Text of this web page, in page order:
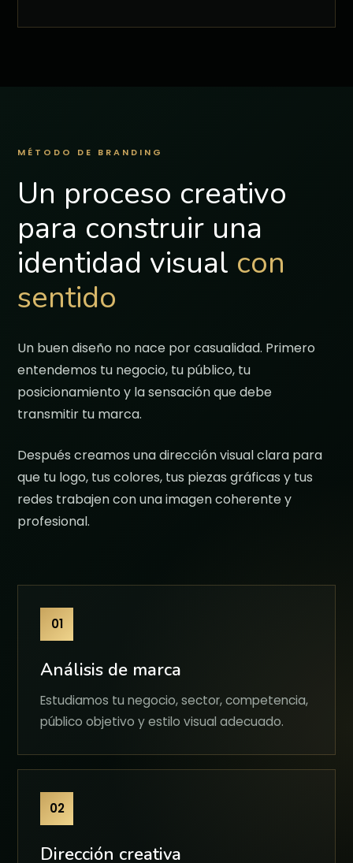
MÉTODO DE BRANDING
Un proceso creativo
para construir una
identidad visual con
sentido
Un buen diseño no nace por casualidad. Primero
entendemos tu negocio, tu público, tu
posicionamiento y la sensación que debe
transmitir tu marca.
Después creamos una dirección visual clara para
que tu logo, tus colores, tus piezas gráficas y tus
redes trabajen con una imagen coherente y
profesional.
01
Análisis de marca
Estudiamos tu negocio, sector, competencia,
público objetivo y estilo visual adecuado.
02
Dirección creativa